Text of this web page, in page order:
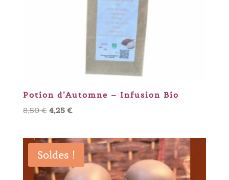
Potion d’Automne – Infusion Bio
8,50€ Le
était :
8,50 €.
4,25 €Le
est :
4,25 €.
Soldes !